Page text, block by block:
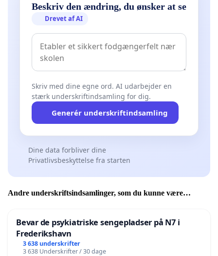
Beskriv den ændring, du ønsker at se
Drevet af AI
Skriv med dine egne ord. AI udarbejder en
stærk underskriftindsamling for dig.
Generér underskriftindsamling
Dine data forbliver dine
Privatlivsbeskyttelse fra starten
Andre underskriftsindsamlinger, som du kunne være
Bevar de psykiatriske sengepladser på N7 i
Frederikshavn
3 638 underskrifter
3 638 Underskrifter / 30 dage